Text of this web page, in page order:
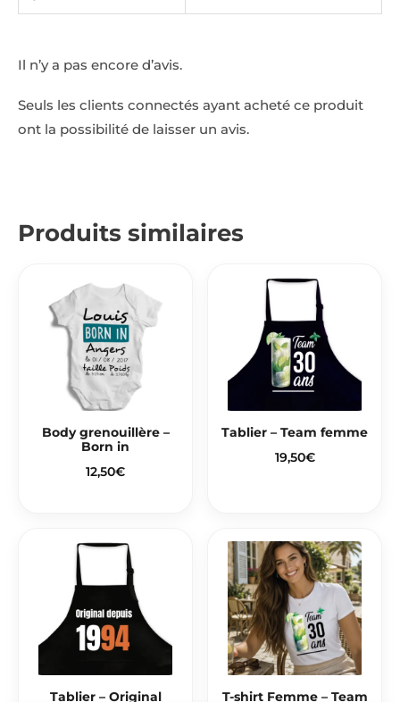
Il n’y a pas encore d’avis.
Seuls les clients connectés ayant acheté ce produit
ont la possibilité de laisser un avis.
Produits similaires
Body grenouillère –
Born in
12,50€
Tablier – Team femme
19,50€
Tablier – Original T-shirt Femme – Team